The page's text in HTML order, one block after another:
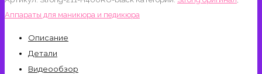
211/H400RU
Black
Аппараты для маникюра и педикюра
Описание
Детали
Видеообзор